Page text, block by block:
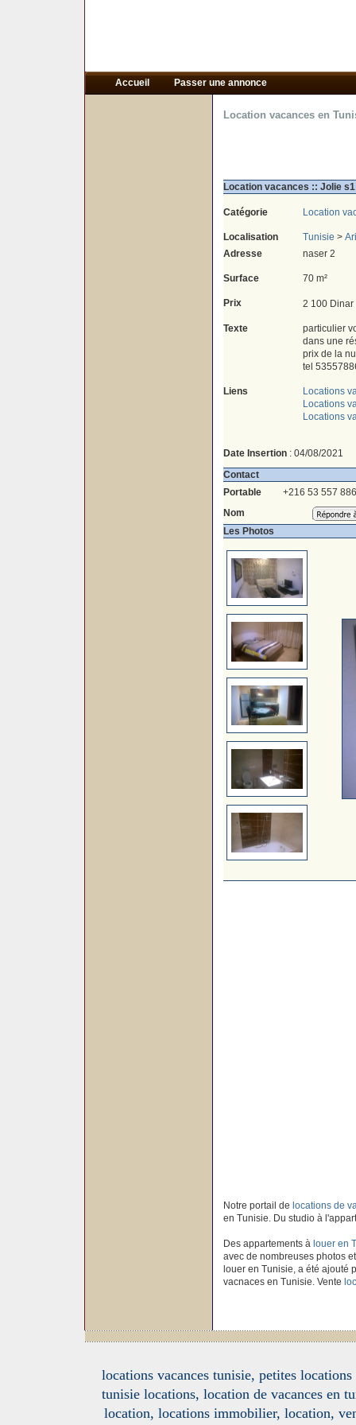
Accueil Passer une annonce
Location vacances en
Location vacances :: Jolie
Catégorie Location
Localisation Tunisie >
Adresse
naser 2
Surface 70 m²
Prix 2 100
Texte
particulier
dans une
prix de la
tel
Liens
Locations
Locations
Locations
Date Insertion: 04/08/2021
Contact
Portable
+216 53 557 886
Nom
Les Photos
Notre portail de locations de
en Tunisie. Du studio à
Des appartements à louer en
avec de nombreuses photos
louer en Tunisie, a été ajouté
vacnaces en Tunisie. Vente
locations vacances tunisie, petites
tunisie locations, location de vacances en
location, locations immobilier, location,